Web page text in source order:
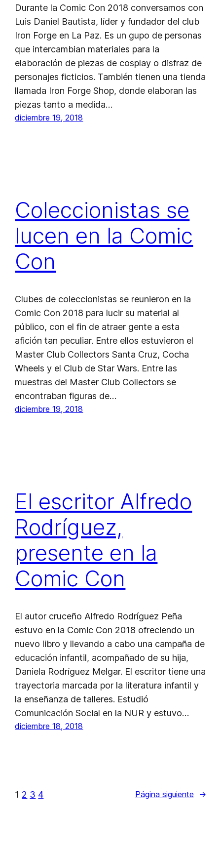
Durante la Comic Con 2018 conversamos con
Luis Daniel Bautista, líder y fundador del club
Iron Forge en La Paz. Es un gupo de personas
que intercambian materiales para la
elaboración de piezas de cosplay o disfraz de
personajes ficticios. También tienen una tienda
llamada Iron Forge Shop, donde elaboran las
piezas tanto a medida…
diciembre 19, 2018
Coleccionistas se
lucen en la Comic
Con
Clubes de coleccionistas se reunieron en la
Comic Con 2018 para lucir su material al
público, con el fin de atraer gente a esta
afición tan peculiar. Entre ellos estuvieron el
Master Club Collectors Santa Cruz, Cocha
Wheels y el Club de Star Wars. Entre las
muestras del Master Club Collectors se
encontraban figuras de…
diciembre 19, 2018
El escritor Alfredo
Rodríguez,
presente en la
Comic Con
El autor cruceño Alfredo Rodríguez Peña
estuvo en la Comic Con 2018 ofreciendo un
nuevo libro y llevando a cabo una campaña de
educación infantil, acompañado de su hija,
Daniela Rodríguez Melgar. El escritor tiene una
trayectoria marcada por la literatura infantil y
la enseñanza de talleres. Estudió
Comunicación Social en la NUR y estuvo…
diciembre 18, 2018
1 2 3 4 Página siguiente →